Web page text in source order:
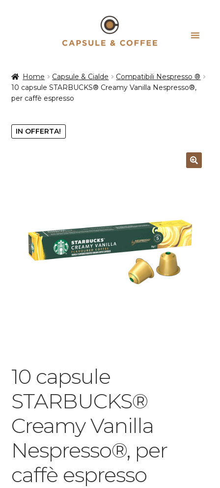
Home Capsule & Cialde
Compatibili Nespresso ®
10 capsule STARBUCKS® Creamy Vanilla Nespresso®,
per caffè espresso
IN OFFERTA!
10 capsule
STARBUCKS®
Creamy Vanilla
Nespresso®, per
caffè espresso